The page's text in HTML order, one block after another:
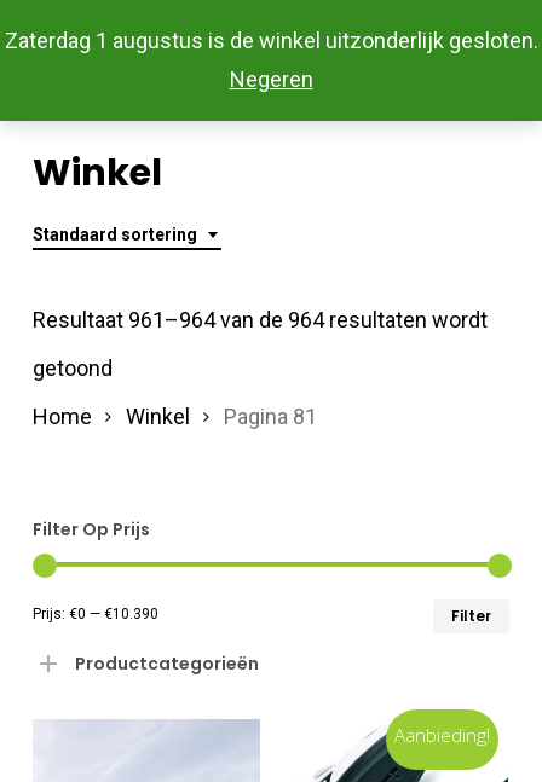
Zaterdag 1 augustus is de winkel uitzonderlijk gesloten.
Negeren
to
Menu
Winkel
Standaard sortering
Resultaat 961–964 van de 964 resultaten wordt
getoond
Home
Winkel Pagina 81
Filter Op Prijs
Filter
Prijs: €0 — €10.390
Productcategorieën
Aanbieding!
Menu